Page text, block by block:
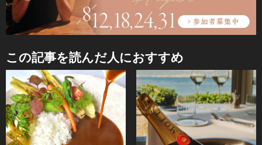
この記事を読んだ人におすすめ